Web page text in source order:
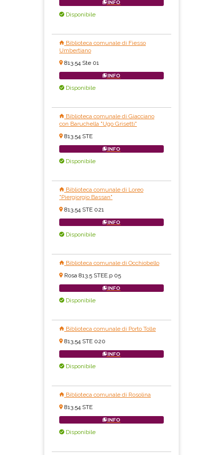
INFO
Disponibile
Biblioteca comunale di Fiesso
Umbertiano
813.54 Ste 01
INFO
Disponibile
Biblioteca comunale di Giacciano
con Baruchella "Ugo Grisetti"
813.54 STE
INFO
Disponibile
Biblioteca comunale di Loreo
"Piergiorgio Bassan"
813,54 STE 021
INFO
Disponibile
Biblioteca comunale di Occhiobello
Rosa 813.5 STEE.p 05
INFO
Disponibile
Biblioteca comunale di Porto Tolle
813,54 STE 020
INFO
Disponibile
Biblioteca comunale di Rosolina
813.54 STE
INFO
Disponibile